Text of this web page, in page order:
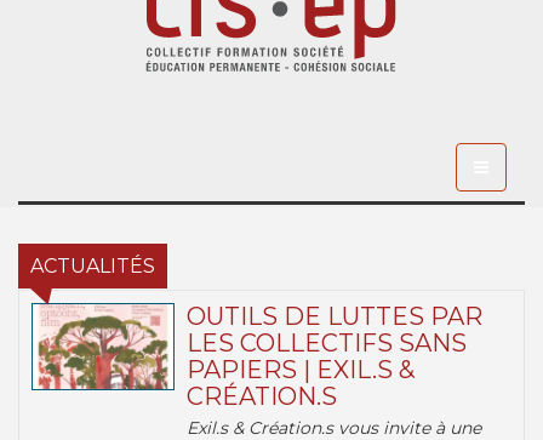
ACTUALITÉS
OUTILS DE LUTTES PAR
LES COLLECTIFS SANS
PAPIERS | EXIL.S &
CRÉATION.S
Exil.s & Création.s vous invite à une